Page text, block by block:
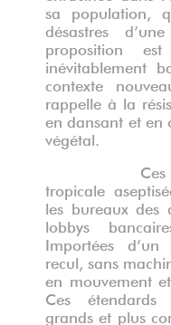
sa population,
désastres
proposition
in évitablement
contexte
rappelle à la
en dansant et en
végétal.
Ces
tropicale
les bureaux des
lobbys
Importées d’un
recul, sans
en mouvement
Ces
grands et plus